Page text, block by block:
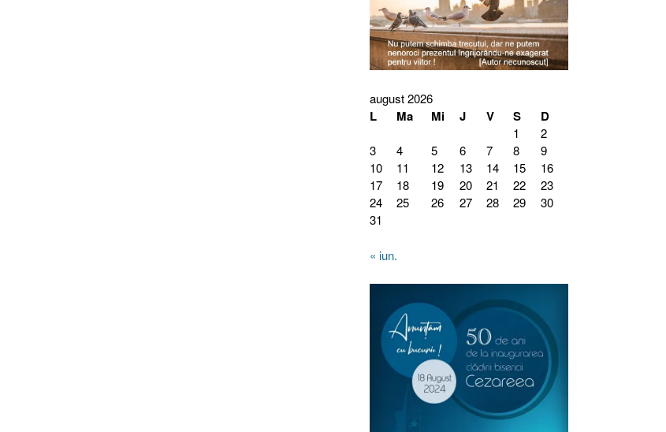
august 2026
L Ma Mi J V S D
1
2
3
4 5 6 7 8
9
10
11 12 13 14 15
16
17
18 19 20 21 22
23
24
25 26 27 28 29
30
31
« iun.